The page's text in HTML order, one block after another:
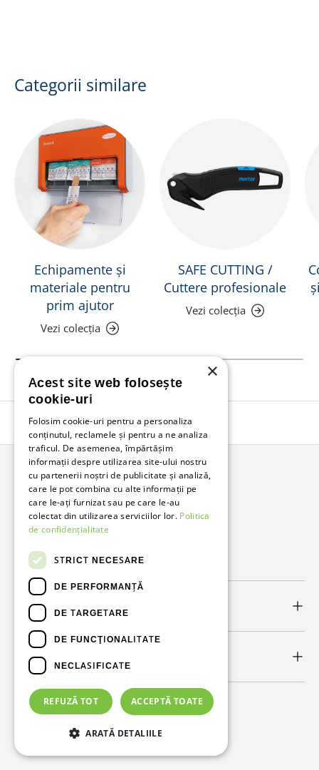
Categorii similare
Echipamente și
materiale pentru
prim ajutor
Vezi colecția
SAFE CUTTING /
Cuttere profesionale
Vezi colecția
Înapoi în sus
Bunzl Romania
Soluții complete pentru afacerea ta.
FacebookLinkedIn
Link-uri utile
Newsletter
Metode de plată acceptate
Bunzl Romania.
×
Acest site web folosește
cookie-uri
Folosim cookie-uri pentru a personaliza
conținutul, reclamele și pentru a ne analiza
traficul. De asemenea, împărtășim
informații despre utilizarea site-ului nostru
cu partenerii noștri de publicitate și analiză,
care le pot combina cu alte informații pe
care le-ați furnizat sau pe care le-au
colectat din utilizarea serviciilor lor. Politica
de confidențialitate
STRICT NECESARE
DE PERFORMANȚĂ
DE TARGETARE
DE FUNCŢIONALITATE
NECLASIFICATE
ACCEPTĂ TOATE
REFUZĂ TOT
ARATĂ DETALIILE